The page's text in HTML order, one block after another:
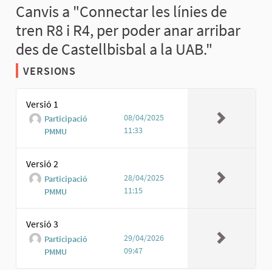
Canvis a "Connectar les línies de
tren R8 i R4, per poder anar arribar
des de Castellbisbal a la UAB."
VERSIONS
Versió 1
Participació
PMMU
08/04/2025
11:33
Versió 2
Participació
PMMU
28/04/2025
11:15
Versió 3
Participació
PMMU
29/04/2026
09:47